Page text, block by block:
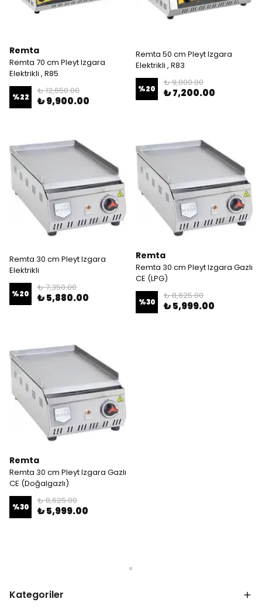
Remta
Remta 70 cm Pleyt Izgara
Elektrikli , R85
%22
₺ 12,650.00
₺ 9,900.00
Remta 50 cm Pleyt Izgara
Elektrikli , R83
%20
₺ 9,000.00
₺ 7,200.00
Remta 30 cm Pleyt Izgara
Elektrikli
%20
₺ 7,350.00
₺ 5,880.00
Remta
Remta 30 cm Pleyt Izgara Gazlı
CE (LPG)
%30
₺ 8,625.00
₺ 5,999.00
Remta
Remta 30 cm Pleyt Izgara Gazlı
CE (Doğalgazlı)
%30
₺ 8,625.00
₺ 5,999.00
Kategoriler